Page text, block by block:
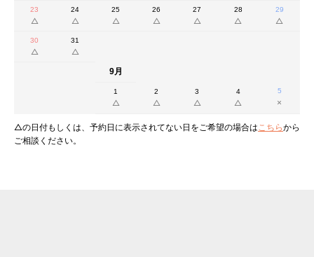
23 24 25 26 27 28 29
30 31
9月
1 2 3 4 5
△の日付もしくは、予約日に表示されてない日をご希望の場合はこちらから
ご相談ください。